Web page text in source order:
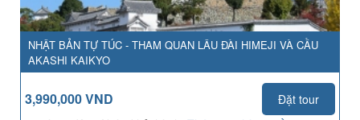
NHẬT BẢN TỰ TÚC - THAM QUAN LÂU ĐÀI HIMEJI VÀ CẦU
AKASHI KAIKYO
3,990,000 VND
Đặt tour